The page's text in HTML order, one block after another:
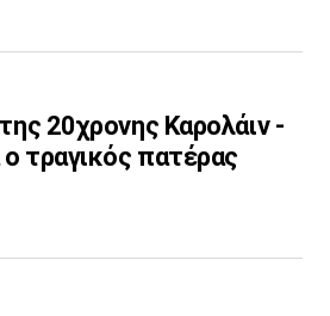
20χρονης Καρολάιν -
τραγικός πατέρας